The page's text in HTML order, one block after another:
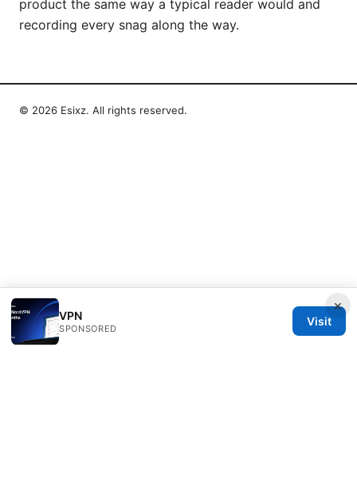
product the same way a typical reader would and
recording every snag along the way.
×
VPN
SPONSORED
Visit
© 2026 Esixz. All rights reserved.